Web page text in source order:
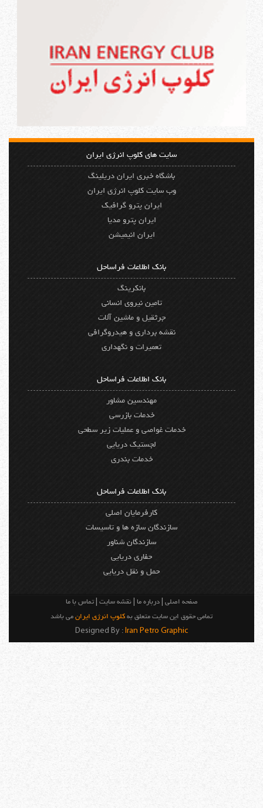
سایت های کلوپ انرژی ایران
باشگاه خبری ایران دریلینگ
وب سایت کلوپ انرژی ایران
ایران پترو گرافیک
ایران پترو مدیا
ایران انیمیشن
بانک اطلاعات فراساحل
بانکرینگ
تامین نیروی انسانی
جرثقیل و ماشین آلات
نقشه برداری و هیدروگرافی
تعمیرات و نگهداری
بانک اطلاعات فراساحل
مهندسین مشاور
خدمات بازرسی
خدمات غواصی و عملیات زیر سطحی
لجستیک دریایی
خدمات بندری
بانک اطلاعات فراساحل
کارفرمایان اصلی
سازندگان سازه ها و تاسیسات
سازندگان شناور
حفاری دریایی
حمل و نقل دریایی
صفحه اصلی |درباره ما |نقشه سایت |تماس با ما
تمامی حقوق این سایت متعلق به کلوپ انرژی ایران می باشد
Designed By : Iran Petro Graphic